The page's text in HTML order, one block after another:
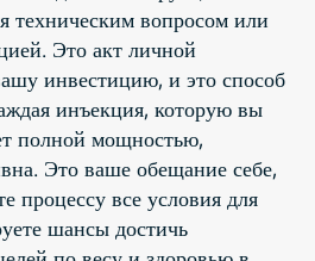
техническим вопросом или
Это акт личной
инвестицию, и это способ
инъекция, которую вы
полной мощностью,
Это ваше обещание себе,
процессу все условия для
шансы достичь